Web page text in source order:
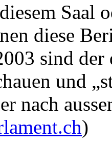
Saal
diese
sind
und
nach
)